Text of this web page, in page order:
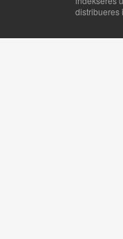
distribueres